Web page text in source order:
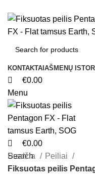
KONTAKTAI AŠMENŲ
€0.00
Menu
€0.00
Search
Pradžia
Peiliai
Fiksuotas peilis